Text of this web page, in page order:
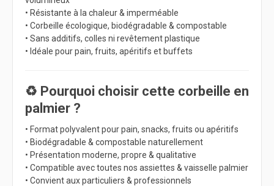
• Résistante à la chaleur & imperméable
• Corbeille écologique, biodégradable & compostable
• Sans additifs, colles ni revêtement plastique
• Idéale pour pain, fruits, apéritifs et buffets
♻️ Pourquoi choisir cette corbeille en
palmier ?
• Format polyvalent pour pain, snacks, fruits ou apéritifs
• Biodégradable & compostable naturellement
• Présentation moderne, propre & qualitative
• Compatible avec toutes nos assiettes & vaisselle palmier
• Convient aux particuliers & professionnels